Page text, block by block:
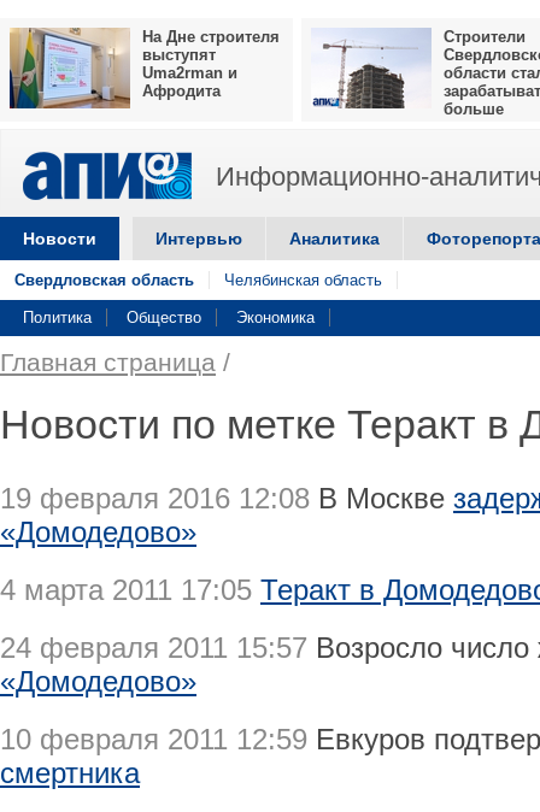
На Дне строителя
выступят
Uma2rman и
Афродита
Строители
области
больше
Информационно-
Новости Интервью Аналитика
Свердловская область Челябинская область
Политика Общество Экономика
Главная страница /
Новости по метке Теракт в
19 февраля 2016 12:08 В Москве
«Домодедово»
4 марта 2011 17:05 Теракт в
24 февраля 2011 15:57 Возросло
«Домодедово»
10 февраля 2011 12:59 Евкуров
смертника